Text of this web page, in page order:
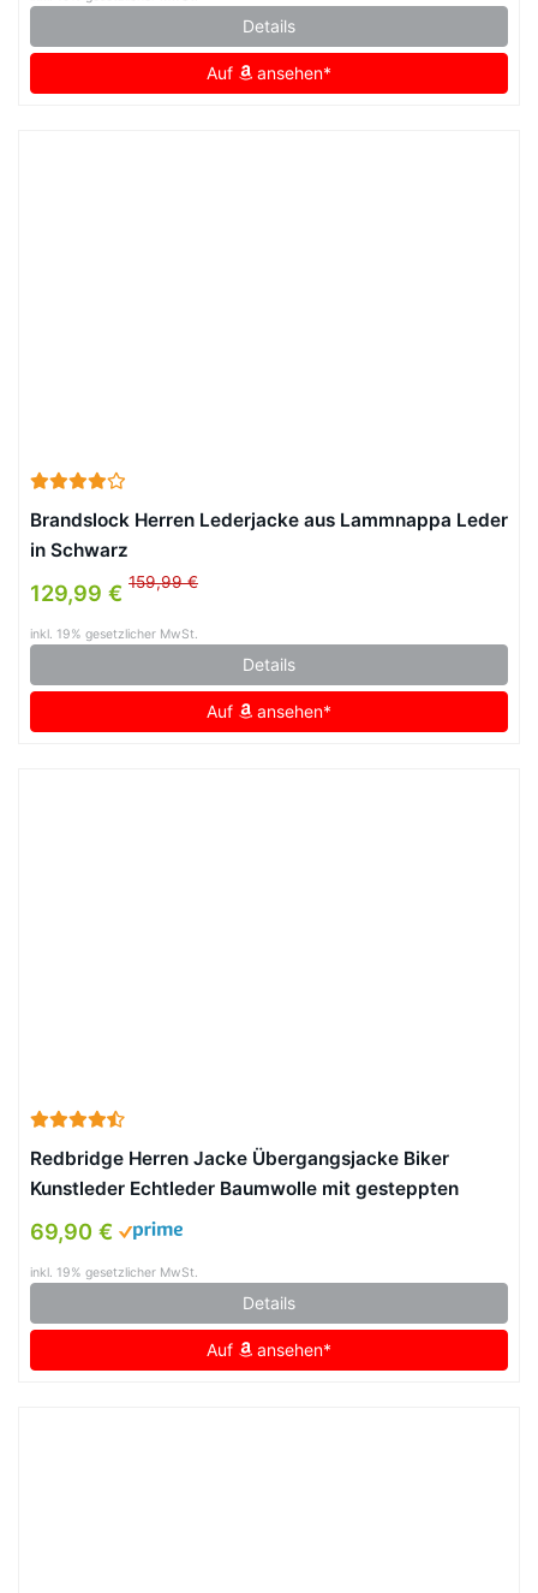
Details
Auf ansehen*
Brandslock Herren Lederjacke aus Lammnappa Leder
in Schwarz
129,99 € 159,99 €
inkl. 19% gesetzlicher MwSt.
Details
Auf ansehen*
Redbridge Herren Jacke Übergangsjacke Biker
Kunstleder Echtleder Baumwolle mit gesteppten
Bereichen
69,90 €
inkl. 19% gesetzlicher MwSt.
Details
Auf ansehen*